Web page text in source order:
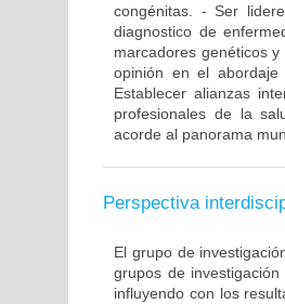
congénitas. - Ser
diagnostico de
marcadores genéticos
opinión en el
Establecer alianzas
profesionales de la
acorde al panorama
Perspectiva
El grupo de
grupos de
influyendo con los